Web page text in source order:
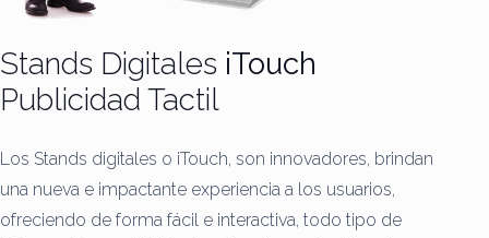
Stands Digitales iTouch
Publicidad Tactil
Los Stands digitales o iTouch, son innovadores, brindan
una nueva e impactante experiencia a los usuarios,
ofreciendo de forma fácil e interactiva, todo tipo de